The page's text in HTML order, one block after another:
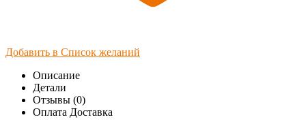
Добавить в Список желаний
Описание
Детали
Отзывы (0)
Оплата Доставка